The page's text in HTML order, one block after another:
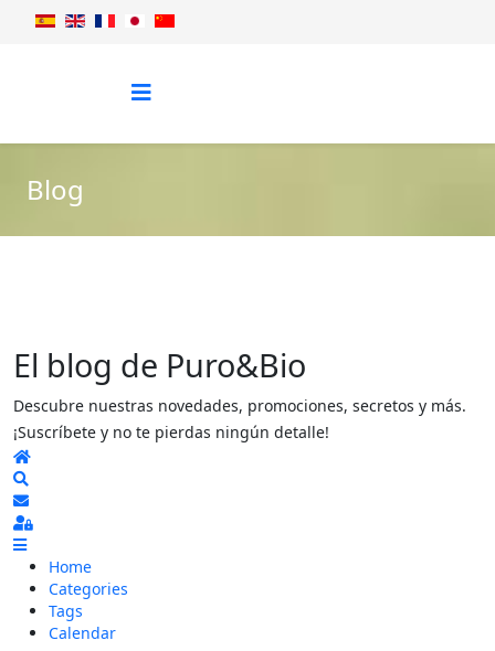
Blog
El blog de Puro&Bio
Descubre nuestras novedades, promociones, secretos y más.
¡Suscríbete y no te pierdas ningún detalle!
Home
Subscribe to blog
Sign In
Home
Categories
Tags
Calendar